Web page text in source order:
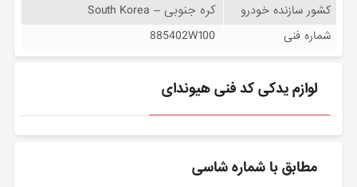
کشور سازنده خودرو کره جنوبی – South Korea
شماره فنی 885402W100
لوازم یدکی کد فنی هیوندای
مطابق با شماره شاسی